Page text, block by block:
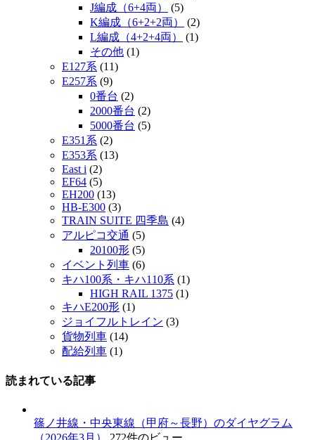
J編成（6+4両）
(5)
K編成（6+2+2両）
(2)
L編成（4+2+4両）
(1)
その他 (1)
E127系 (11)
E257系 (9)
0番台 (2)
2000番台 (2)
5000番台 (5)
E351系 (2)
E353系 (13)
East i (2)
EF64 (5)
EH200 (13)
HB-E300 (3)
TRAIN SUITE 四季島 (4)
アルピコ交通 (5)
20100形 (5)
イベント列車 (6)
キハ100系・キハ110系 (1)
HIGH RAIL 1375 (1)
キハE200形 (1)
ジョイフルトレイン (3)
貨物列車 (14)
配給列車 (1)
読まれている記事
篠ノ井線・中央東線（甲府～長野）のダイヤグラム